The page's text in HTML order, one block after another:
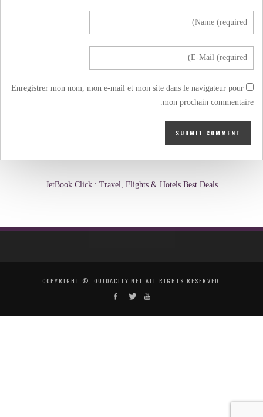
Enregistrer mon nom, mon e-mail et mon site dans le navigateur pour
mon prochain commentaire.
JetBook.Click : Travel, Flights & Hotels Best Deals
COPYRIGHT ©, OUJDACITY.NET ALL RIGHTS RESERVED.